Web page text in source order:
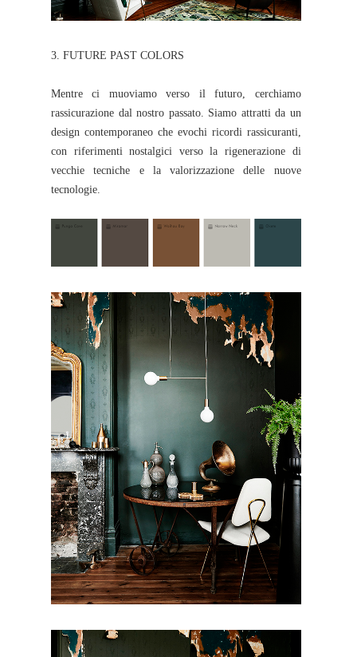
3. FUTURE PAST COLORS
Mentre ci muoviamo verso il futuro, cerchiamo
rassicurazione dal nostro passato. Siamo attratti da un
design contemporaneo che evochi ricordi rassicuranti,
con riferimenti nostalgici verso la rigenerazione di
vecchie tecniche e la valorizzazione delle nuove
tecnologie.